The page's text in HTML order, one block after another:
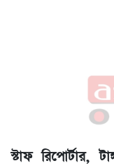
স্টাফ রিপোর্টার,